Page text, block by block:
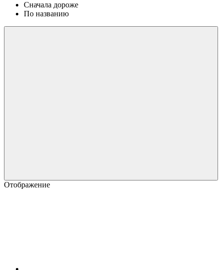
Сначала дороже
По названию
Отображение